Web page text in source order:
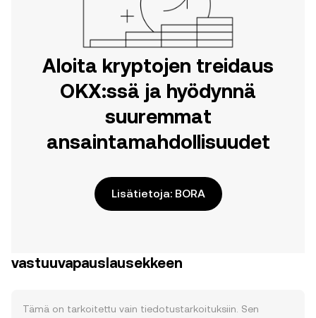
Aloita kryptojen treidaus
OKX:ssä ja hyödynnä
suuremmat
ansaintamahdollisuudet
Lisätietoja: BORA
vastuuvapauslausekkeen
Tämä on tarkoitettu vain tiedotustarkoituksiin. Sen